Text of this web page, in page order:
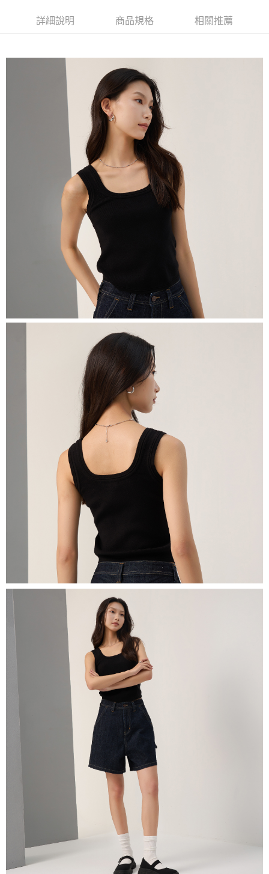
４．使用「AFTEE先享後付」時，將依據個別帳號之用戶狀況，依本公司即
５．嚴禁一人註冊多個帳號或使用他人資訊註冊。若發現惡意使用之情形，
恩沛科技股份有限公司將有權停止該用戶之使用額度並採取法律行動。
每筆NT$80，滿NT$1,200(含以上)免運費
詳細說明 商品規格 相關推薦